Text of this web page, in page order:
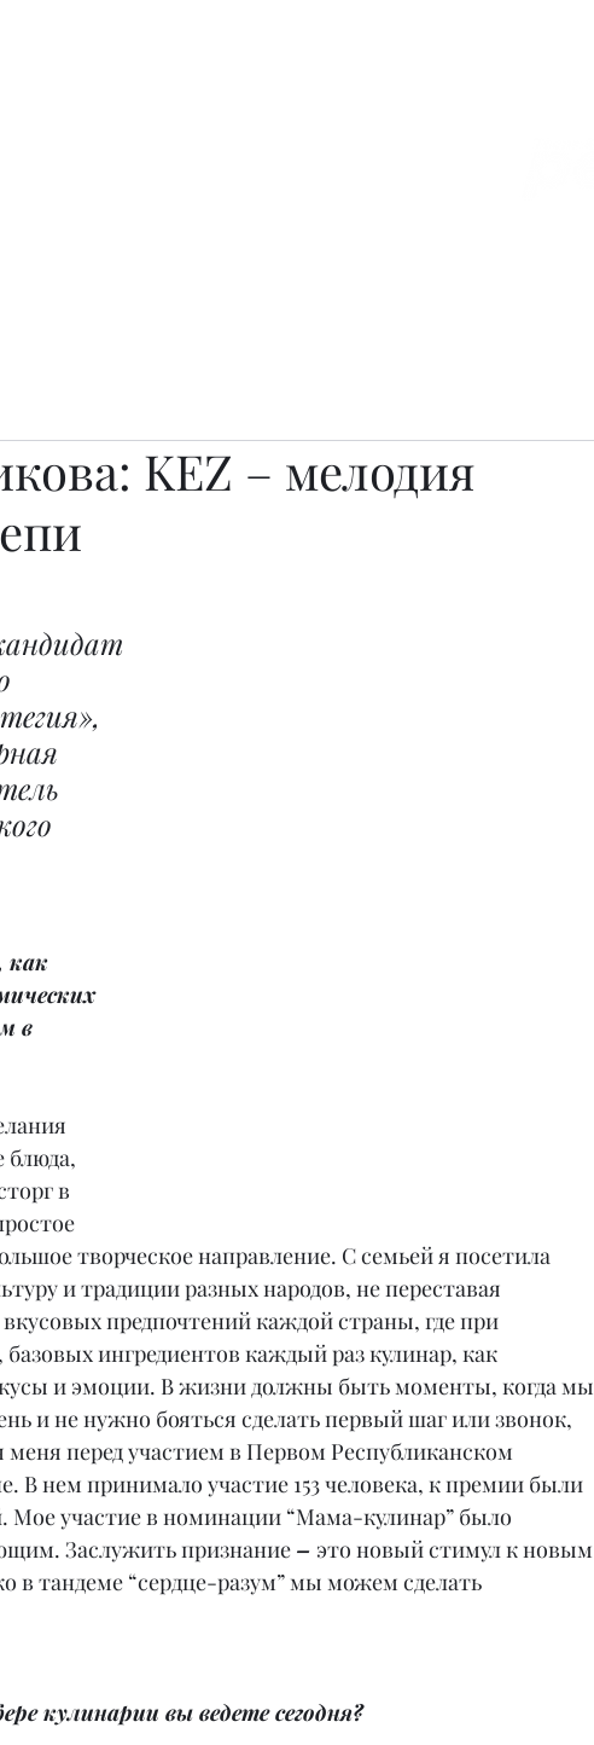
KEZ – мелодия
как
в
блюда,
в
творческое направление. С семьей я посетила
и традиции разных народов, не переставая
предпочтений каждой страны, где при
ингредиентов каждый раз кулинар, как
и эмоции. В жизни должны быть моменты, когда мы
и не нужно бояться сделать первый шаг или звонок,
перед участием в Первом Республиканском
В нем принимало участие 153 человека, к премии были
Мое участие в номинации “Мама-кулинар” было
Заслужить признание – это новый стимул к новым
в тандеме “сердце-разум” мы можем сделать
кулинарии вы ведете сегодня?